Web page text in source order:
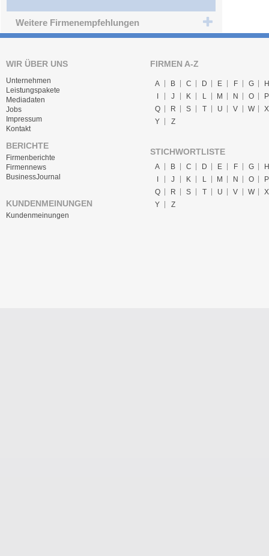
Weitere Firmenempfehlungen
WIR ÜBER UNS
Unternehmen
Leistungspakete
Mediadaten
Jobs
Impressum
Kontakt
BERICHTE
Firmenberichte
Firmennews
BusinessJournal
KUNDENMEINUNGEN
Kundenmeinungen
FIRMEN A-Z
A B C D E F G
H
I
J K L M N O
P
Q
R S T U V W
X
Y
Z
STICHWORTLISTE
A B C D E F G
H
J K L M N O
P
Q
R S T U V W
X
Y
Z